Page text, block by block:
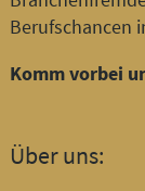
Berufschancen
Komm vorbei
Über uns: